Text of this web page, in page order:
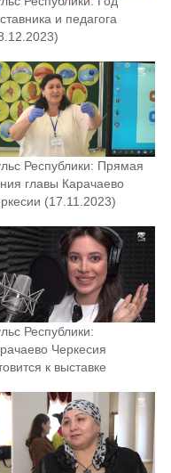
и педагога
Республики: Прямая
главы Карачаево
(17.11.2023)
Республики:
Черкесия
к выставке